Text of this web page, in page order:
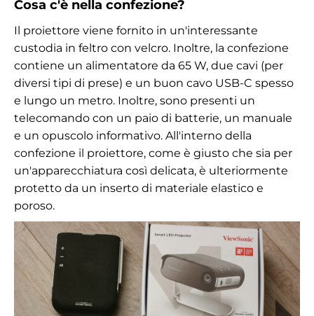
Cosa c'è nella confezione?
Il proiettore viene fornito in un'interessante
custodia in feltro con velcro. Inoltre, la confezione
contiene un alimentatore da 65 W, due cavi (per
diversi tipi di prese) e un buon cavo USB-C spesso
e lungo un metro. Inoltre, sono presenti un
telecomando con un paio di batterie, un manuale
e un opuscolo informativo. All'interno della
confezione il proiettore, come è giusto che sia per
un'apparecchiatura così delicata, è ulteriormente
protetto da un inserto di materiale elastico e
poroso.